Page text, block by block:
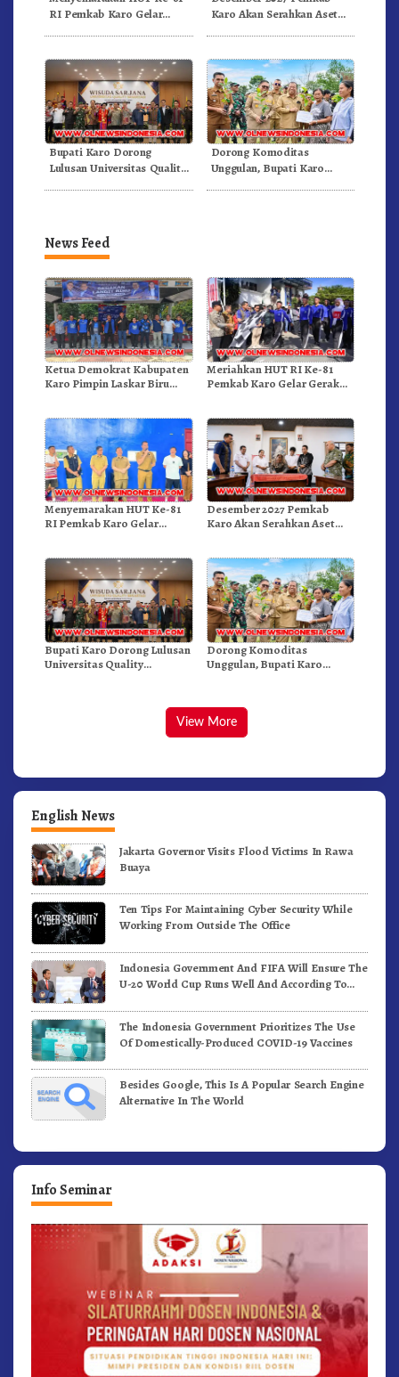
RI Pemkab Karo Gelar
Karo Akan Serahkan Aset
Bupati Karo Dorong
Lulusan Universitas Quality
Dorong Komoditas
Unggulan, Bupati Karo
News Feed
Ketua Demokrat Kabupaten
Karo Pimpin Laskar Biru
Meriahkan HUT RI Ke-81
Pemkab Karo Gelar Gerak
Menyemarakan HUT Ke-81
RI Pemkab Karo Gelar
Desember 2027 Pemkab
Karo Akan Serahkan Aset
Bupati Karo Dorong Lulusan
Universitas Quality
Dorong Komoditas
Unggulan, Bupati Karo
View More
English News
Jakarta Governor Visits Flood Victims In Rawa
Buaya
Ten Tips For Maintaining Cyber Security While
Working From Outside The Office
Indonesia Government And FIFA Will Ensure The
U-20 World Cup Runs Well And According To
The Indonesia Government Prioritizes The Use
Of Domestically-Produced COVID-19 Vaccines
Besides Google, This Is A Popular Search Engine
Alternative In The World
Info Seminar